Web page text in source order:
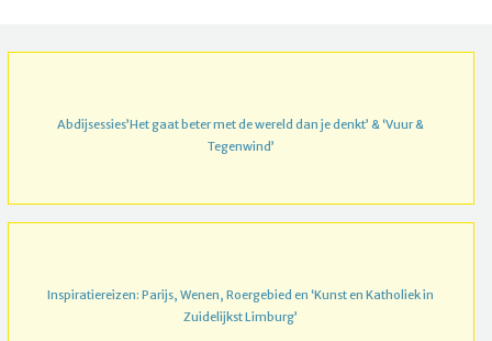
Abdijsessies’Het gaat beter met de wereld dan je denkt’ & ‘Vuur &
Tegenwind’
Inspiratiereizen: Parijs, Wenen, Roergebied en ‘Kunst en Katholiek in
Zuidelijkst Limburg’